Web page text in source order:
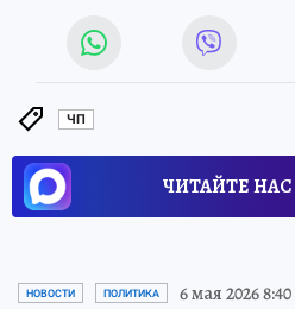
ЧП
ЧИТАЙТЕ
НОВОСТИ ПОЛИТИКА 6 мая 2026 8:40